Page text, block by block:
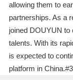
allowing them to
partnerships. As a
joined DOUYUN to
talents. With its
is expected to
platform in